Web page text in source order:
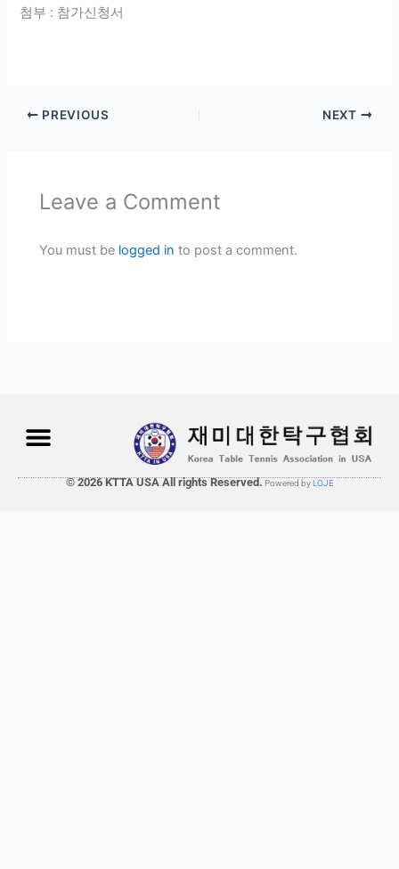
첨부 : 참가신청서
PREVIOUS NEXT
Leave a Comment
You must be logged in to post a comment.
© 2026 KTTA USA All rights Reserved. Powered by LOJE